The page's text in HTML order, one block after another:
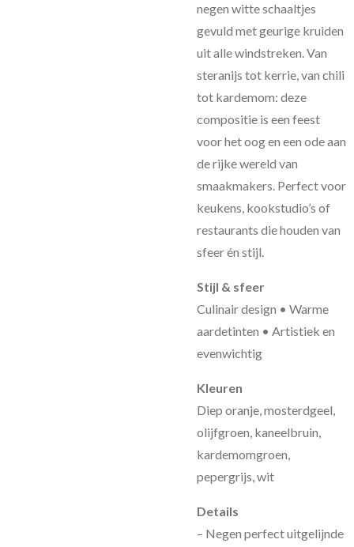
negen witte schaaltjes
gevuld met geurige kruiden
uit alle windstreken. Van
steranijs tot kerrie, van chili
tot kardemom: deze
compositie is een feest
voor het oog en een ode aan
de rijke wereld van
smaakmakers. Perfect voor
keukens, kookstudio’s of
restaurants die houden van
sfeer én stijl.
Stijl & sfeer
Culinair design • Warme
aardetinten • Artistiek en
evenwichtig
Kleuren
Diep oranje, mosterdgeel,
olijfgroen, kaneelbruin,
kardemomgroen,
pepergrijs, wit
Details
– Negen perfect uitgelijnde